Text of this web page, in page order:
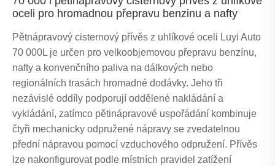
oceli pro hromadnou přepravu benzinu a nafty
Pětnápravový cisternový přívěs z uhlíkové oceli Luyi Auto
70 000L je určen pro velkoobjemovou přepravu benzínu,
nafty a konvenčního paliva na dálkových nebo
regionálních trasách hromadné dodávky. Jeho tři
nezávislé oddíly podporují oddělené nakládání a
vykládání, zatímco pětinápravové uspořádání kombinuje
čtyři mechanicky odpružené nápravy se zvedatelnou
přední nápravou pomocí vzduchového odpružení. Přívěs
lze nakonfigurovat podle místních pravidel zatížení